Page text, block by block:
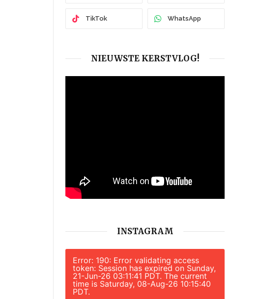
TikTok WhatsApp
NIEUWSTE KERSTVLOG!
INSTAGRAM
Error: 190: Error validating access
token: Session has expired on Sunday,
21-Jun-26 03:11:41 PDT. The current
time is Saturday, 08-Aug-26 10:15:40
PDT.